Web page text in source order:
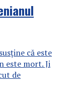
că este
este mort. Ji
de